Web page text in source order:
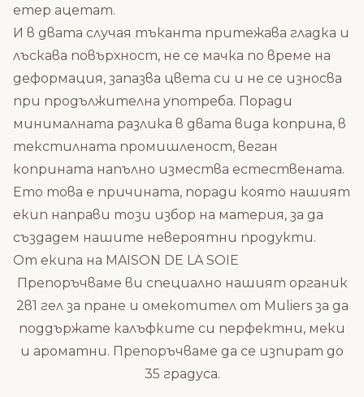
етер ацетат.
И в двата случая тъканта притежава гладка и
лъскава повърхност, не се мачка по време на
деформация, запазва цвета си и не се износва
при продължителна употреба. Поради
минималната разлика в двата вида коприна, в
текстилната промишленост, веган
коприната напълно измества естествената.
Ето това е причината, поради която нашият
екип направи този избор на материя, за да
създадем нашите невероятни продукти.
От екипа на MAISON DE LA SOIE
Препоръчваме ви специално нашият органик
2в1 гел за пране и омекотител от Muliersза да
поддържате калъфките си перфектни, меки
и ароматни. Препоръчваме да се изпират до
35 градуса.